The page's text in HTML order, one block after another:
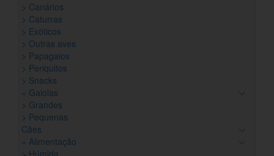
> Canários
> Caturras
> Exóticos
> Outras aves
> Papagaios
> Periquitos
> Snacks
» Gaiolas
> Grandes
> Pequenas
Cães
» Alimentação
> Húmida